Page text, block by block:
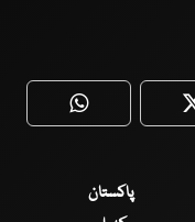
WhatsApp
پاکستان